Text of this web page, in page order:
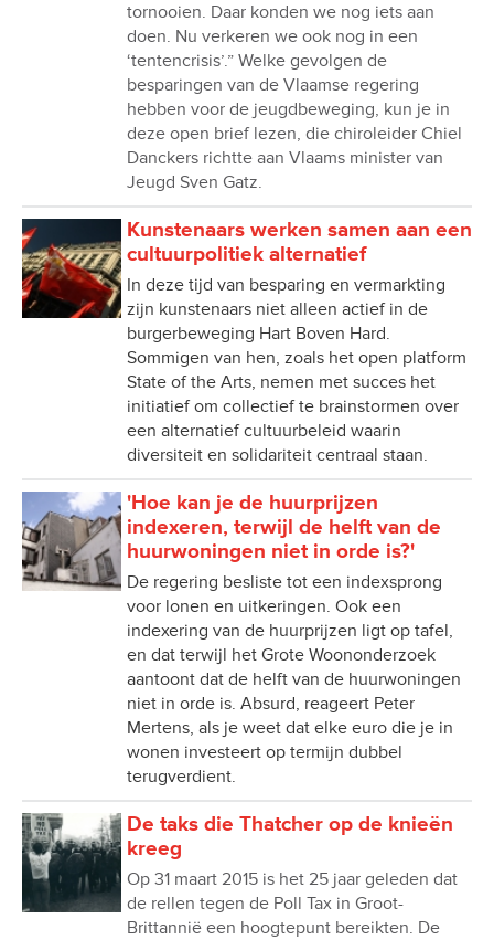
tornooien. Daar konden we nog iets aan
doen. Nu verkeren we ook nog in een
‘tentencrisis’.” Welke gevolgen de
besparingen van de Vlaamse regering
hebben voor de jeugdbeweging, kun je in
deze open brief lezen, die chiroleider Chiel
Danckers richtte aan Vlaams minister van
Jeugd Sven Gatz.
Kunstenaars werken samen aan een
cultuurpolitiek alternatief
In deze tijd van besparing en vermarkting
zijn kunstenaars niet alleen actief in de
burgerbeweging Hart Boven Hard.
Sommigen van hen, zoals het open platform
State of the Arts, nemen met succes het
initiatief om collectief te brainstormen over
een alternatief cultuurbeleid waarin
diversiteit en solidariteit centraal staan.
'Hoe kan je de huurprijzen
indexeren, terwijl de helft van de
huurwoningen niet in orde is?'
De regering besliste tot een indexsprong
voor lonen en uitkeringen. Ook een
indexering van de huurprijzen ligt op tafel,
en dat terwijl het Grote Woononderzoek
aantoont dat de helft van de huurwoningen
niet in orde is. Absurd, reageert Peter
Mertens, als je weet dat elke euro die je in
wonen investeert op termijn dubbel
terugverdient.
De taks die Thatcher op de knieën
kreeg
Op 31 maart 2015 is het 25 jaar geleden dat
de rellen tegen de Poll Tax in Groot-
Brittannië een hoogtepunt bereikten. De